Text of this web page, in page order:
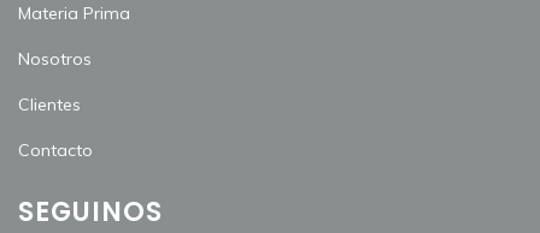
Materia Prima
Nosotros
Clientes
Contacto
SEGUINOS